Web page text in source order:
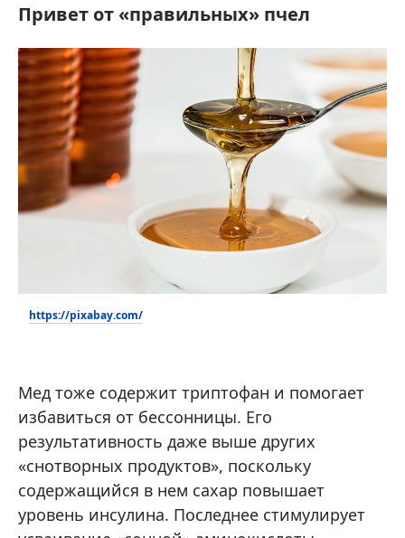
Привет от «правильных» пчел
https://pixabay.com/
Мед тоже содержит триптофан и помогает
избавиться от бессонницы. Его
результативность даже выше других
«снотворных продуктов», поскольку
содержащийся в нем сахар повышает
уровень инсулина. Последнее стимулирует